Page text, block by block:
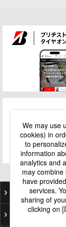
ご利用にあたって
プライバシーポリシー